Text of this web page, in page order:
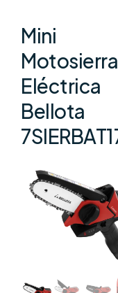
Mini
Motosierra
Eléctrica
Bellota